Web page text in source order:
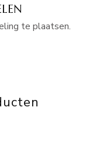
te plaatsen.